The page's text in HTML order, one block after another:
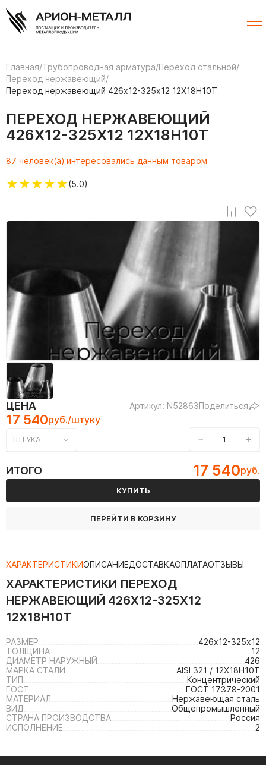
Главная/Трубопроводная арматура/Переход стальной/
Переход нержавеющий/
Переход нержавеющий 426х12-325х12 12Х18Н10Т
ПЕРЕХОД НЕРЖАВЕЮЩИЙ
426Х12-325Х12 12Х18Н10Т
87 человек(а) интересовались данным товаром
★★★★★(5.0)
ЦЕНА Артикул: N52863Поделиться
17 540руб./штуку
ШТУКА − +
ИТОГО 17 540руб.
КУПИТЬ
ПЕРЕЙТИ В КОРЗИНУ
ХАРАКТЕРИСТИКИОПИСАНИЕДОСТАВКАОПЛАТАОТЗЫВЫ
ХАРАКТЕРИСТИКИ ПЕРЕХОД
НЕРЖАВЕЮЩИЙ 426Х12-325Х12
12Х18Н10Т
РАЗМЕР
426х12-325х12
ТОЛЩИНА
12
ДИАМЕТР НАРУЖНЫЙ
426
МАРКА СТАЛИ
AISI 321 / 12Х18Н10Т
ТИП
Концентрический
ГОСТ
ГОСТ 17378-2001
МАТЕРИАЛ
Нержавеющая сталь
ВИД
Общепромышленный
СТРАНА ПРОИЗВОДСТВА
Россия
ИСПОЛНЕНИЕ
2